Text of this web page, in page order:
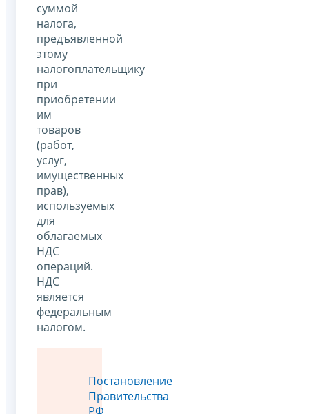
суммой
налога,
предъявленной
этому
налогоплательщику
при
приобретении
им
товаров
(работ,
услуг,
имущественных
прав),
используемых
для
облагаемых
НДС
операций.
НДС
является
федеральным
налогом.
Постановление
Правительства